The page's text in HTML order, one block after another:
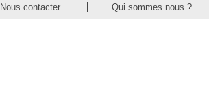
Nous contacter Qui sommes nous ?